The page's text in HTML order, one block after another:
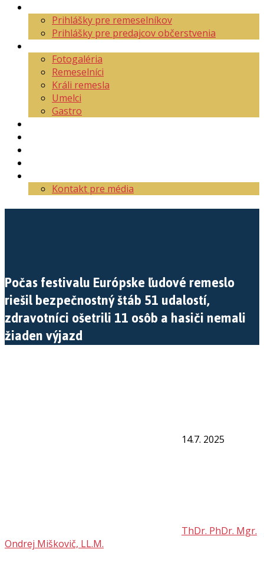
Prihlášky pre remeselníkov
Prihlášky pre predajcov občerstvenia
Fotogaléria
Remeselníci
Králi remesla
Umelci
Gastro
Kontakt pre média
Počas festivalu Európske ľudové remeslo
riešil bezpečnostný štáb 51 udalostí,
zdravotníci ošetrili 11 osôb a hasiči nemali
žiaden výjazd
14.7. 2025
ThDr. PhDr. Mgr.
Ondrej Miškovič, LL.M.